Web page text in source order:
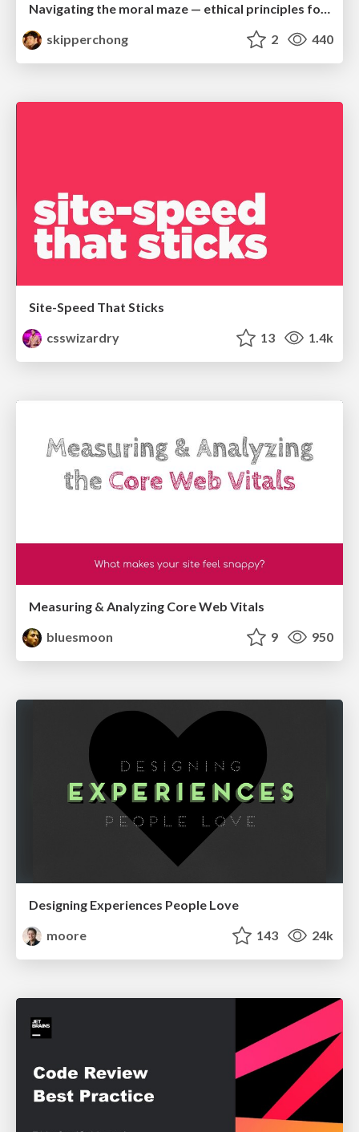
Navigating the moral maze — ethical principles for Al-driven product design
skipperchong
2 440
Site-Speed That Sticks
csswizardry
13 1.4k
Measuring & Analyzing Core Web Vitals
bluesmoon
9 950
Designing Experiences People Love
moore
143 24k